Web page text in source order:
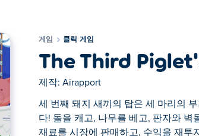
게임 클릭 게임
The Third
제작: Airapport
세 번째 돼지 새끼의 탑은 세 마리의
다! 돌을 캐고, 나무를 베고, 판자와
재료를 시장에 판매하고, 수익을 재투